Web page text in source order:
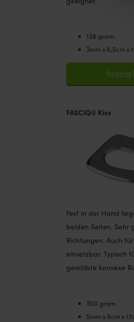
138 gram
3mm x 6,5cm x
FASCIQ® Kiss
Fest in der Hand
beiden Seiten. Sehr
Richtungen. Auch
einsetzbar. Typisch
gewölbte konvexe
300 gram
5mm x 9cm x